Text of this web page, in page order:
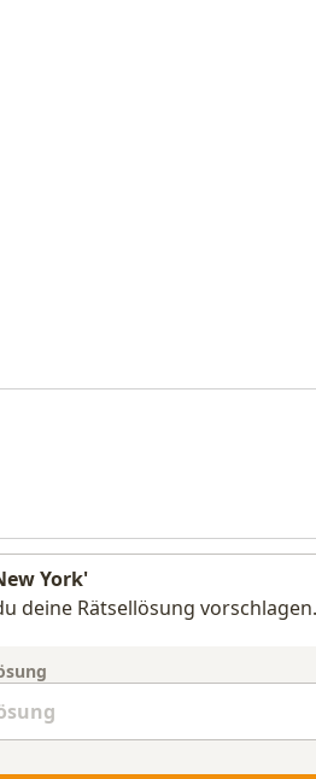
York'
deine Rätsellösung vorschlagen.